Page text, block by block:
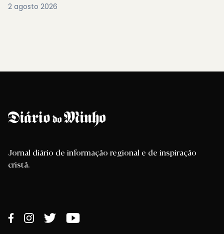
2 agosto 2026
Jornal diário de informação regional e de inspiração
cristã.